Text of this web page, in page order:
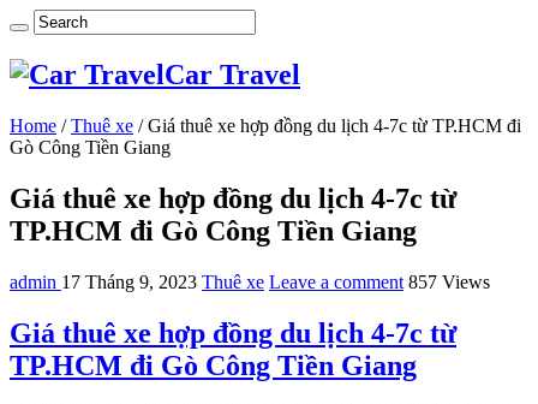
Car Travel
Home / Thuê xe / Giá thuê xe hợp đồng du lịch 4-7c từ TP.HCM đi
Gò Công Tiền Giang
Giá thuê xe hợp đồng du lịch 4-7c từ
TP.HCM đi Gò Công Tiền Giang
admin 17 Tháng 9, 2023 Thuê xe Leave a comment 857 Views
Giá thuê xe hợp đồng du lịch 4-7c từ
TP.HCM đi Gò Công Tiền Giang